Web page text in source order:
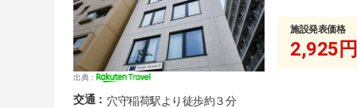
出典：
施設発表価格
2,925円
交通： 穴守稲荷駅より徒歩約３分